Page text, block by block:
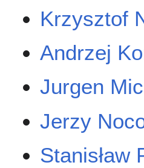
Krzysztof
Andrzej
Jurgen
Jerzy
Stanisław